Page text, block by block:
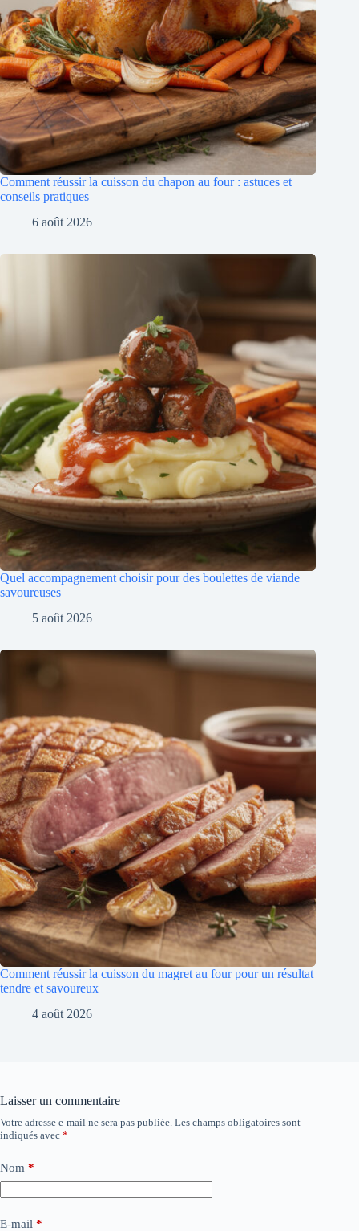
Comment réussir la cuisson du chapon au four : astuces et
conseils pratiques
6 août 2026
Quel accompagnement choisir pour des boulettes de viande
savoureuses
5 août 2026
Comment réussir la cuisson du magret au four pour un résultat
tendre et savoureux
4 août 2026
Laisser un commentaire
Votre adresse e-mail ne sera pas publiée. Les champs obligatoires sont
indiqués avec *
Nom *
E-mail *